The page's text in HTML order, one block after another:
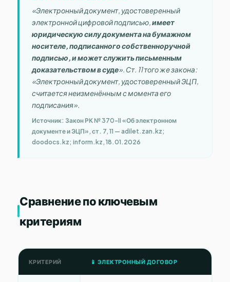
«Электронный документ, удостоверенный
электронной цифровой подписью,имеет
юридическую силу документа на бумажном
носителе, подписанного собственноручной
подписью, и может служить письменным
доказательством в суде». Ст. 11 того же закона:
«Электронный документ, удостоверенный ЭЦП,
считается неизменённым с момента его
подписания».
Источник: Закон РК № 370-II «Об электронном
документе и ЭЦП», ст. 7, 11 — adilet.zan.kz;
doodocs.kz; inform.kz, 18.01.2026
Сравнение по ключевым
критериям
КРИТЕРИЙ 📱 ЭЛЕКТРОННЫЙ ДОГОВОР